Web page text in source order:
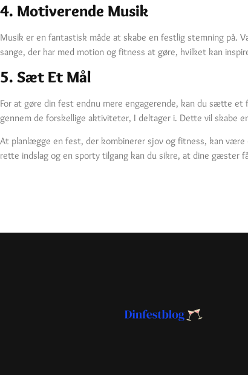
4. Motiverende Musik
Musik er en fantastisk måde at skabe en festlig stemning på.
sange, der har med motion og fitness at gøre, hvilket kan
5. Sæt Et Mål
For at gøre din fest endnu mere engagerende, kan du sætte
gennem de forskellige aktiviteter, I deltager i. Dette vil skabe
At planlægge en fest, der kombinerer sjov og fitness, kan
rette indslag og en sporty tilgang kan du sikre, at dine gæster